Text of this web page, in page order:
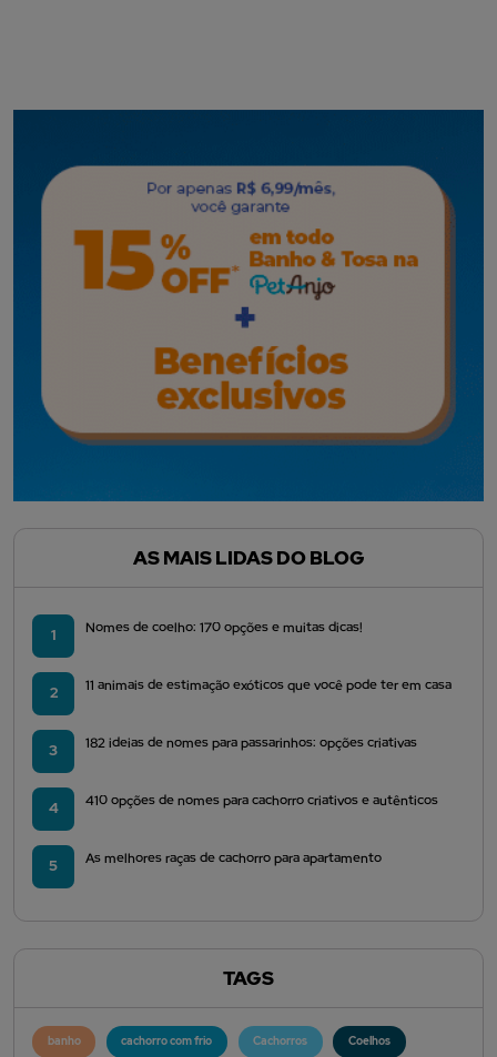
AS MAIS LIDAS DO BLOG
1 Nomes de coelho: 170 opções e muitas dicas!
2 11 animais de estimação exóticos que você pode ter em casa
3 182 ideias de nomes para passarinhos: opções criativas
4 410 opções de nomes para cachorro criativos e autênticos
5 As melhores raças de cachorro para apartamento
TAGS
banho cachorro com frio Cachorros Coelhos